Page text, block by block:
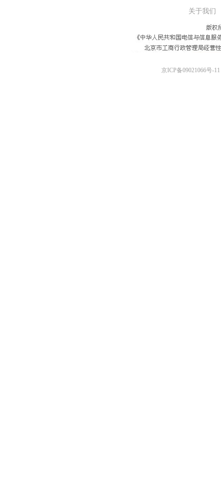
关于我们
京ICP备09021066号-11